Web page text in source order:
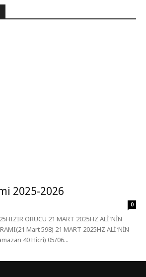
2025-2026
0
ORUCU 21 MART 2025HZ ALİ ‘NİN
Mart 598) 21 MART 2025HZ ALİ ‘NİN
40 Hicri) 05/06...